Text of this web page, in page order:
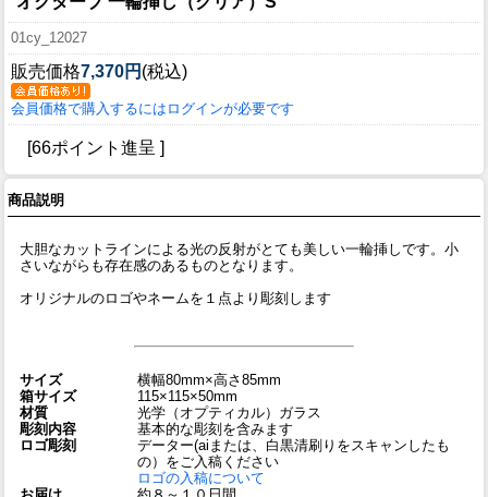
01cy_12027
販売価格7,370円 (税込)
会員価格で購入するにはログインが必要です
[66ポイント進呈 ]
商品説明
大胆なカットラインによる光の反射がとても美しい一輪挿しです。小
さいながらも存在感のあるものとなります。
オリジナルのロゴやネームを１点より彫刻します
サイズ
横幅80mm×高さ85mm
箱サイズ
115×115×50mm
材質
光学（オプティカル）ガラス
彫刻内容
基本的な彫刻を含みます
ロゴ彫刻
データー(aiまたは、白黒清刷りをスキャンしたも
の）をご入稿ください
ロゴの入稿について